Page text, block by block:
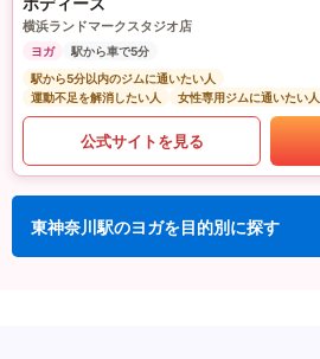
横浜ランドマークスタジオ店
ヨガ
駅から車で5分
駅から5分以内のジムに通いたい人
運動不足を解消したい人
女性専用ジムに通いたい人
公式サイトを見る
東神奈川駅のヨガを目的別に探す